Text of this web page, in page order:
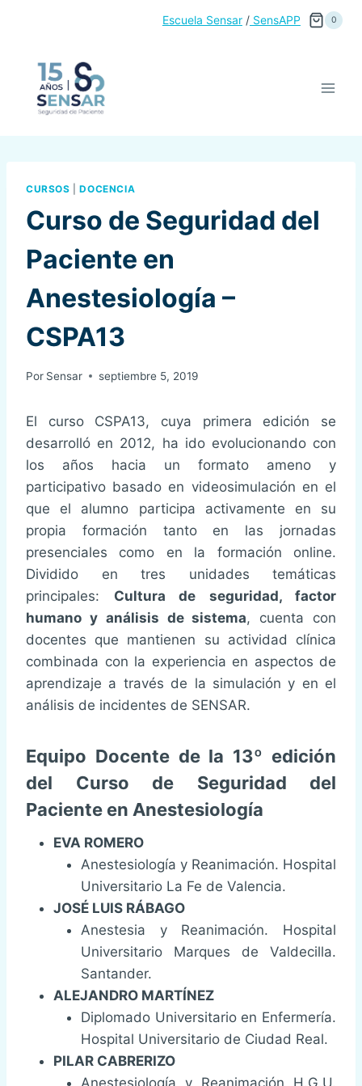
Escuela Sensar/SensAPP 0
CURSOS |DOCENCIA
Curso de Seguridad del
Paciente en
Anestesiología –
CSPA13
Por Sensar septiembre 5, 2019
El curso CSPA13, cuya primera edición se
desarrolló en 2012, ha ido evolucionando con
los años hacia un formato ameno y
participativo basado en videosimulación en el
que el alumno participa activamente en su
propia formación tanto en las jornadas
presenciales como en la formación online.
Dividido en tres unidades temáticas
principales: Cultura de seguridad, factor
humano y análisis de sistema, cuenta con
docentes que mantienen su actividad clínica
combinada con la experiencia en aspectos de
aprendizaje a través de la simulación y en el
análisis de incidentes de SENSAR.
Equipo Docente de la 13º edición
del Curso de Seguridad del
Paciente en Anestesiología
EVA ROMERO
Anestesiología y Reanimación. Hospital
Universitario La Fe de Valencia.
JOSÉ LUIS RÁBAGO
Anestesia y Reanimación. Hospital
Universitario Marques de Valdecilla.
Santander.
ALEJANDRO MARTÍNEZ
Diplomado Universitario en Enfermería.
Hospital Universitario de Ciudad Real.
PILAR CABRERIZO
Anestesiología y Reanimación H.G.U.